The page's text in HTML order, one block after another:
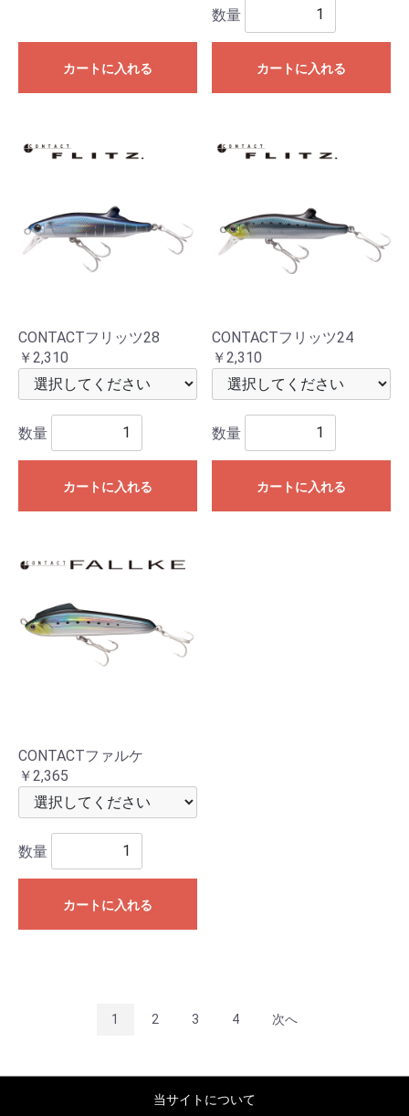
カートに入れる
数量
カートに入れる
CONTACTフリッツ28
￥2,310
数量
カートに入れる
CONTACTフリッツ24
￥2,310
数量
カートに入れる
CONTACTファルケ
￥2,365
数量
カートに入れる
1 2 3 4 次へ
当サイトについて